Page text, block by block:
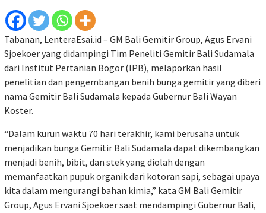
Tabanan, LenteraEsai.id – GM Bali Gemitir Group, Agus Ervani
Sjoekoer yang didampingi Tim Peneliti Gemitir Bali Sudamala
dari Institut Pertanian Bogor (IPB), melaporkan hasil
penelitian dan pengembangan benih bunga gemitir yang diberi
nama Gemitir Bali Sudamala kepada Gubernur Bali Wayan
Koster.
“Dalam kurun waktu 70 hari terakhir, kami berusaha untuk
menjadikan bunga Gemitir Bali Sudamala dapat dikembangkan
menjadi benih, bibit, dan stek yang diolah dengan
memanfaatkan pupuk organik dari kotoran sapi, sebagai upaya
kita dalam mengurangi bahan kimia,” kata GM Bali Gemitir
Group, Agus Ervani Sjoekoer saat mendampingi Gubernur Bali,